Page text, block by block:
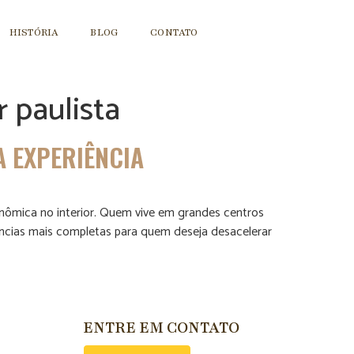
HISTÓRIA BLOG CONTATO
paulista
EXPERIÊNCIA
no interior. Quem vive em grandes centros
mais completas para quem deseja desacelerar
ENTRE EM CONTATO